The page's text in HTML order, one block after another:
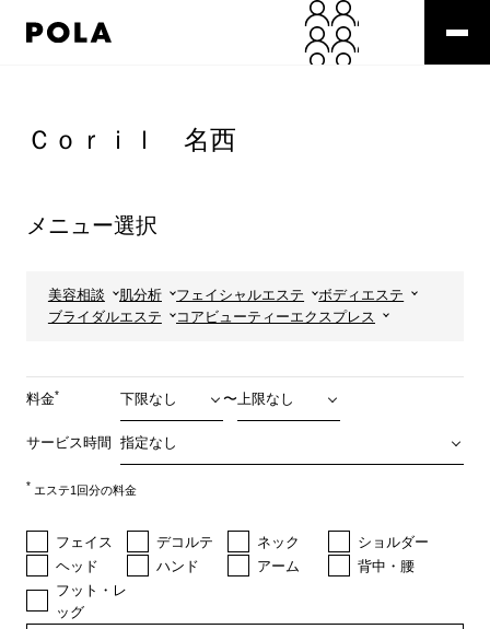
Ｃｏｒｉｌ 名西
メニュー選択
美容相談 肌分析 フェイシャルエステ
ボディエステ
ブライダルエステ
コアビューティーエクスプレス
料金* 〜
サービス時間
* エステ1回分の料金
フェイス デコルテ ネック
ショルダー
ヘッド
ハンド アーム
背中・腰
フット・レ
ッグ